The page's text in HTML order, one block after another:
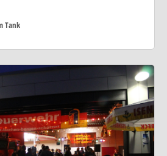
Tank